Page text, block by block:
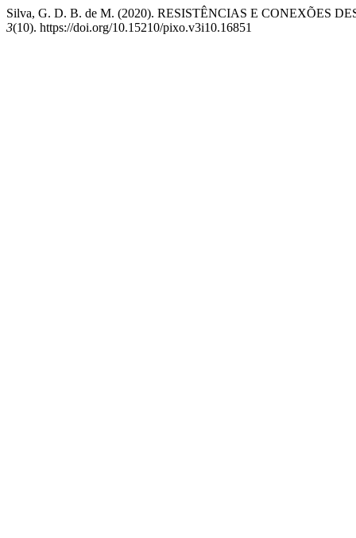
Silva, G. D. B. de M. (2020). RESISTÊNCIAS E CONEXÕES
3(10). https://doi.org/10.15210/pixo.v3i10.16851